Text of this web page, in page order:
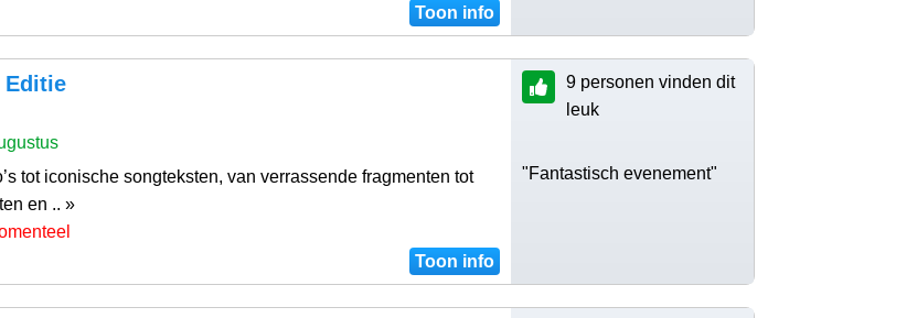
Toon info
Editie
tot iconische songteksten, van verrassende fragmenten tot
en .. »
Toon info
9 personen vinden dit
leuk
"Fantastisch evenement"